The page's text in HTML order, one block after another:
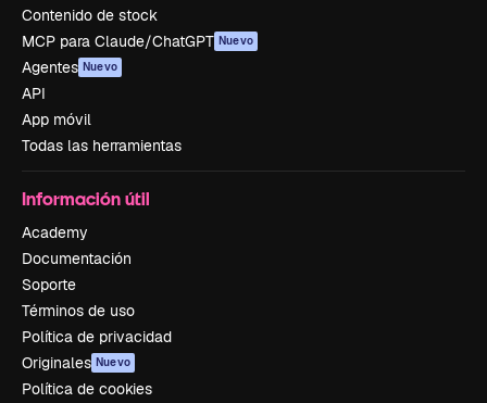
Contenido de stock
MCP para Claude/ChatGPT Nuevo
Agentes Nuevo
API
App móvil
Todas las herramientas
Información útil
Academy
Documentación
Soporte
Términos de uso
Política de privacidad
Originales Nuevo
Política de cookies